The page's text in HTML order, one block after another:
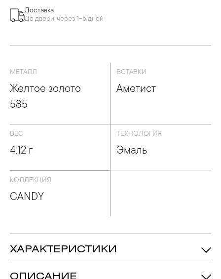
Доставка
До двери, через 1-5 дней
МЕТАЛЛ
Желтое золото
585
ВСТАВКИ
Аметист
ВЕС
4.12 г
ТЕХНОЛОГИЯ
Эмаль
КОЛЛЕКЦИЯ
CANDY
ХАРАКТЕРИСТИКИ
ОПИСАНИЕ